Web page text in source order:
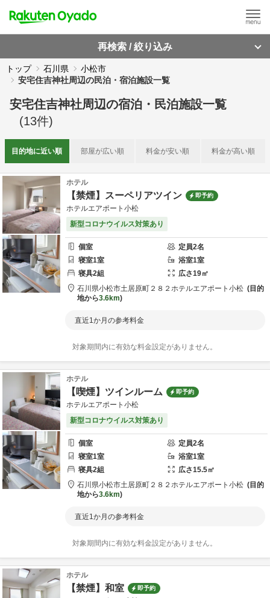
再検索 / 絞り込み
トップ 石川県
小松市
安宅住吉神社周辺の民泊・宿泊施設一覧
安宅住吉神社周辺の宿泊・民泊施設一覧
(13件)
目的地に近い順 部屋が広い順 料金が安い順 料金が高い順
ホテル
【禁煙】スーペリアツイン 即予約
ホテルエアポート小松
新型コロナウイルス対策あり
個室 定員2名
寝室1室 浴室1室
寝具2組 広さ19㎡
石川県小松市土居原町２８２ ホテルエアポート小松
目的
地から3.6km
直近1か月の参考料金
対象期間内に有効な料金設定がありません。
ホテル
【喫煙】ツインルーム 即予約
ホテルエアポート小松
新型コロナウイルス対策あり
個室 定員2名
寝室1室 浴室1室
寝具2組 広さ15.5㎡
石川県小松市土居原町２８２ ホテルエアポート小松
目的
地から3.6km
直近1か月の参考料金
対象期間内に有効な料金設定がありません。
ホテル
【禁煙】和室 即予約